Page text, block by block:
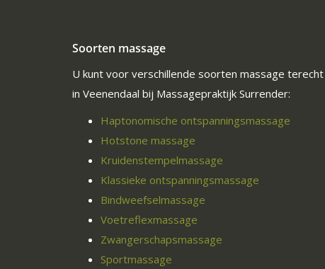
Soorten massage
U kunt voor verschillende soorten massage terecht
in Veenendaal bij Massagepraktijk Surrender:
Haptonomische ontspanningsmassage
Hotstone massage
Kruidenstempelmassage
Klassieke ontspanningsmassage
Bindweefselmassage
Voetreflexmassage
Zwangerschapsmassage
Sportmassage